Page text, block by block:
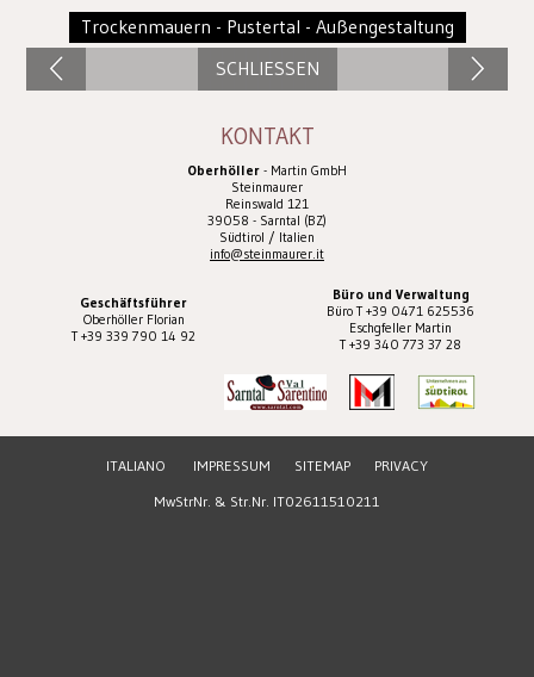
Trockenmauern - Pustertal - Außengestaltung
SCHLIESSEN
KONTAKT
Oberhöller - Martin GmbH
Steinmaurer
Reinswald 121
39058 - Sarntal (BZ)
Südtirol / Italien
info@steinmaurer.it
Geschäftsführer
Oberhöller Florian
T +39 339 790 14 92
Büro und Verwaltung
Büro T +39 0471 625536
Eschgfeller Martin
T +39 340 773 37 28
ITALIANO IMPRESSUM SITEMAP
PRIVACY
MwStrNr. & Str.Nr. IT02611510211